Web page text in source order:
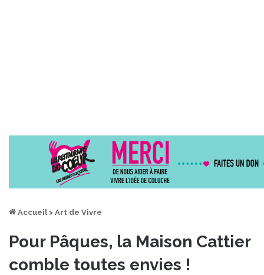
Accueil > Art de Vivre
Pour Pâques, la Maison Cattier
comble toutes envies !